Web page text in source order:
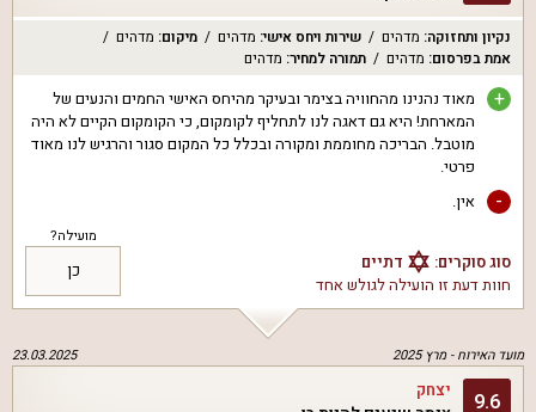
נקיון ותחזוקה: מדהים שירות ויחס אישי: מדהים מיקום: מדהים
אמת בפרסום: מדהים תמורה למחיר: מדהים
+
מאוד נהנינו מהחוויה בצימר ובעיקר מהיחס האישי החמים והנעים של
המארחת! היא גם דאגה לנו לתחליף לקומקום, כי הקומקום הקיים לא היה
מוטבל. הבריכה מחוממת ומקורה ובכלל כל המקום סגור והרגיש לנו מאוד
פרטי.
- אין.
סוג סוקרים:
דתיים
חוות דעת זו הועילה לגולש אחד
מועילה?
כן
מועד האירוח -מרץ 2025 23.03.2025
9.6 יצחק